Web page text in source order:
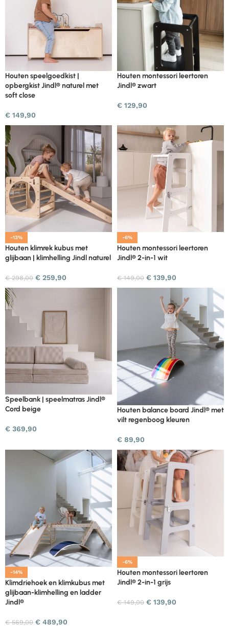
Houten speelgoedkist |
opbergkist Jindl® naturel met
soft close
€ 149,90
Houten montessori leertoren
Jindl® zwart
€ 129,90
-13%
Houten klimrek kubus met
glijbaan | klimhelling Jindl naturel
€298,00 € 259,90
-6%
Houten montessori leertoren
Jindl® 2-in-1 wit
€149,00 € 139,90
Speelbank | speelmatras Jindl®
Cord beige
€ 369,90
Houten balance board Jindl® met
vilt regenboog kleuren
€ 89,90
-14%
Klimdriehoek en klimkubus met
glijbaan-klimhelling en ladder
Jindl®
€569,00 € 489,90
-6%
Houten montessori leertoren
Jindl® 2-in-1 grijs
€149,00 € 139,90